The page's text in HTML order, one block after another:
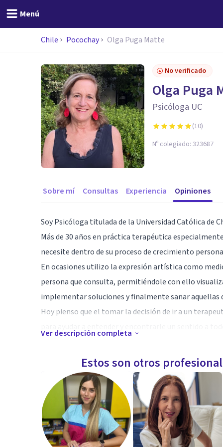
Menú
Chile Pocochay Olga Puga Matte
No verificado
Olga Puga
Psicóloga UC
(10)
Nº colegiado: 323687
Sobre mí Consultas Experiencia Opiniones
Soy Psicóloga titulada de la Universidad Católica de
Más de 30 años en práctica terapéutica
necesite dentro de su proceso de crecimiento
En ocasiones utilizo la expresión artística como
persona que consulta, permitiéndole con ello
implementar soluciones y finalmente sanar aquellas
Hoy pienso que el tomar la decisión de ir a un
Especialidad
Ocupo un enfoque terapéutico integral,
particular.
-Manejo de técnicas de expresión creativa, con la
-Manejo conductual cognitivo al paciente que
-Análisis de sueño.
Ver descripción completa
Estos son otros